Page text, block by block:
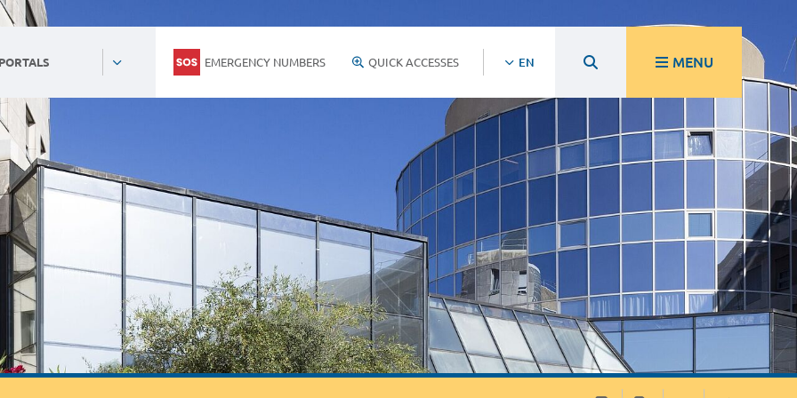
EMERGENCY NUMBERS QUICK ACCESSES EN MENU